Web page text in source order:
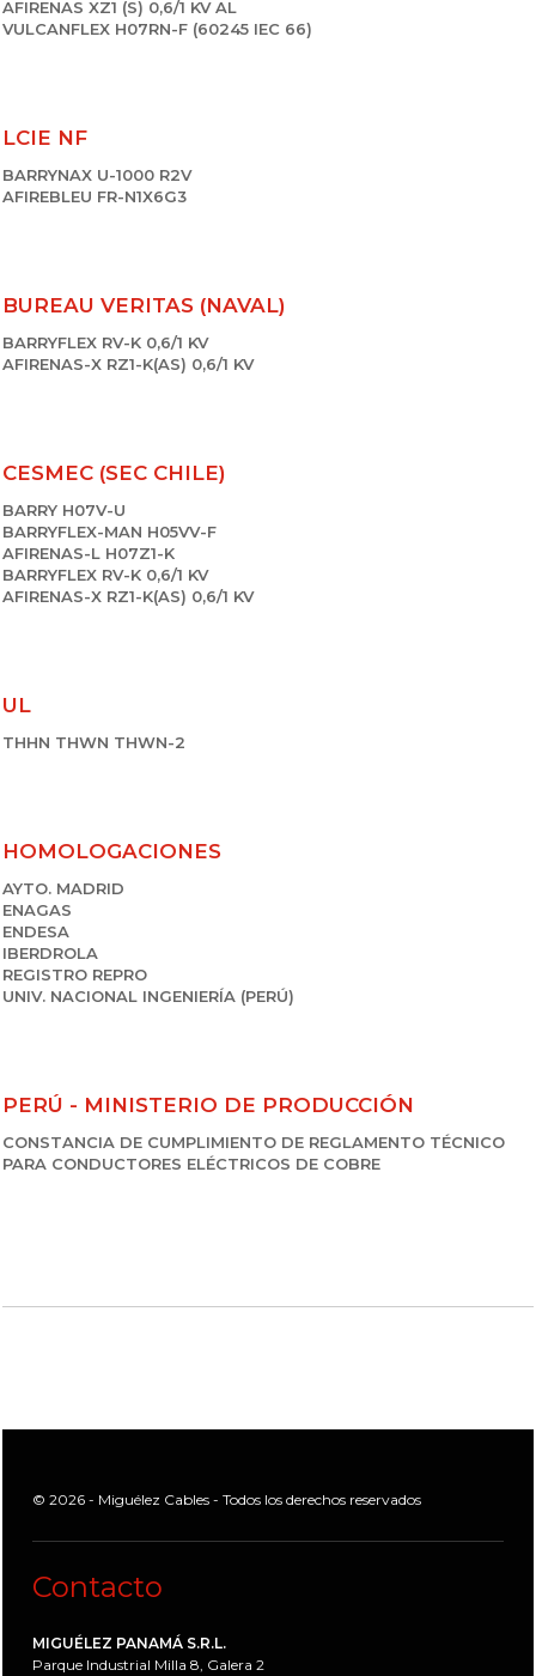
AFIRENAS XZ1 (S) 0,6/1 KV AL
VULCANFLEX H07RN-F (60245 IEC 66)
LCIE NF
BARRYNAX U-1000 R2V
AFIREBLEU FR-N1X6G3
BUREAU VERITAS (NAVAL)
BARRYFLEX RV-K 0,6/1 KV
AFIRENAS-X RZ1-K(AS) 0,6/1 KV
CESMEC (SEC CHILE)
BARRY H07V-U
BARRYFLEX-MAN H05VV-F
AFIRENAS-L H07Z1-K
BARRYFLEX RV-K 0,6/1 KV
AFIRENAS-X RZ1-K(AS) 0,6/1 KV
UL
THHN THWN THWN-2
HOMOLOGACIONES
AYTO. MADRID
ENAGAS
ENDESA
IBERDROLA
REGISTRO REPRO
UNIV. NACIONAL INGENIERÍA (PERÚ)
PERÚ - MINISTERIO DE PRODUCCIÓN
CONSTANCIA DE CUMPLIMIENTO DE REGLAMENTO TÉCNICO
PARA CONDUCTORES ELÉCTRICOS DE COBRE
© 2026 - Miguélez Cables - Todos los derechos reservados
Contacto
MIGUÉLEZ PANAMÁ S.R.L.
Parque Industrial Milla 8, Galera 2